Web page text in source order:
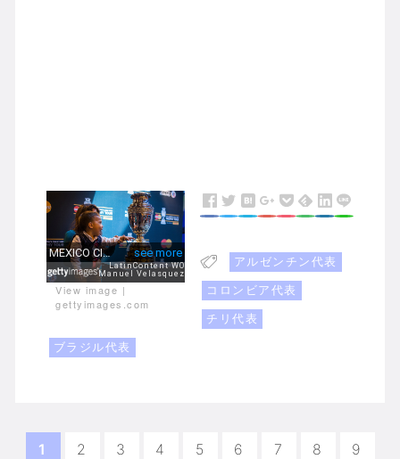
View image |
gettyimages.com
アルゼンチン代表
コロンビア代表
チリ代表
ブラジル代表
1 2 3 4 5 6 7 8 9